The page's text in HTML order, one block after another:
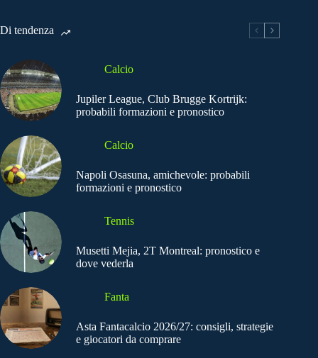
Di tendenza
Calcio
Jupiler League, Club Brugge Kortrijk:
probabili formazioni e pronostico
Calcio
Napoli Osasuna, amichevole: probabili
formazioni e pronostico
Tennis
Musetti Mejia, 2T Montreal: pronostico e
dove vederla
Fanta
Asta Fantacalcio 2026/27: consigli, strategie
e giocatori da comprare